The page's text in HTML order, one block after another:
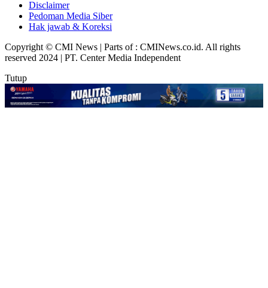
Disclaimer
Pedoman Media Siber
Hak jawab & Koreksi
Copyright © CMI News | Parts of : CMINews.co.id. All rights
reserved 2024 | PT. Center Media Independent
Tutup